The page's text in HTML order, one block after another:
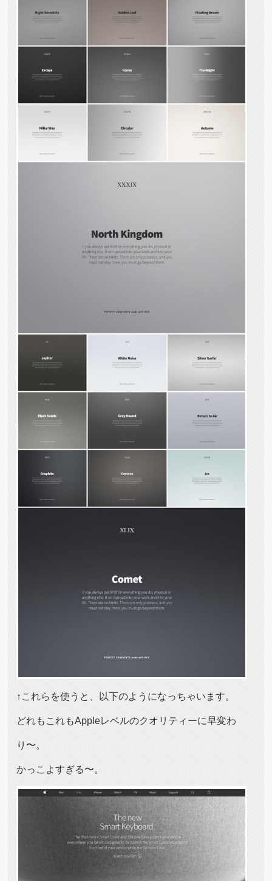
↑これらを使うと、以下のようになっちゃいます。
どれもこれもAppleレベルのクオリティーに早変わ
り〜。
かっこよすぎる〜。